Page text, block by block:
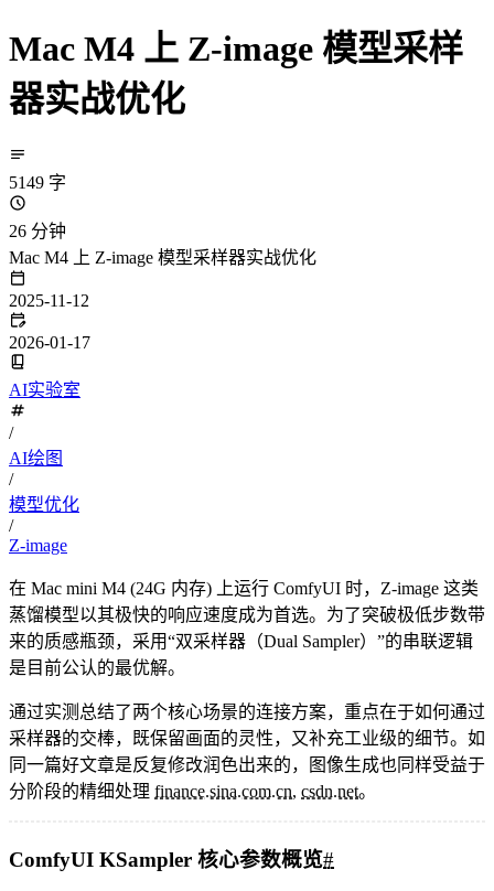
Mac M4 上 Z-image 模型采样
器实战优化
5149 字
26 分钟
Mac M4 上 Z-image 模型采样器实战优化
2025-11-12
2026-01-17
AI实验室
/
AI绘图
/
模型优化
/
Z-image
在 Mac mini M4 (24G 内存) 上运行 ComfyUI 时，Z-image 这类
蒸馏模型以其极快的响应速度成为首选。为了突破极低步数带
来的质感瓶颈，采用“双采样器（Dual Sampler）”的串联逻辑
是目前公认的最优解。
通过实测总结了两个核心场景的连接方案，重点在于如何通过
采样器的交棒，既保留画面的灵性，又补充工业级的细节。如
同一篇好文章是反复修改润色出来的，图像生成也同样受益于
分阶段的精细处理 finance.sina.com.cn, csdn.net。
ComfyUI KSampler 核心参数概览#